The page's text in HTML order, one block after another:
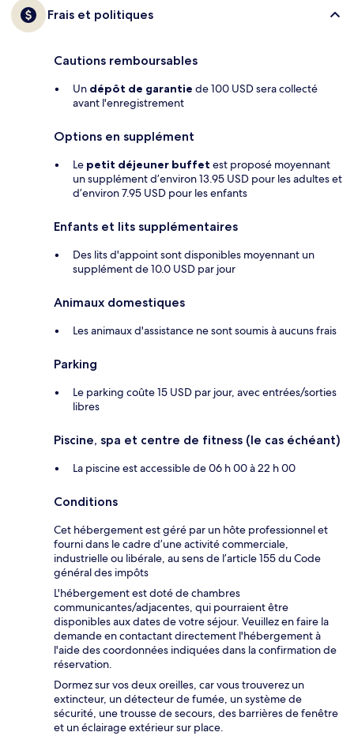
Frais et politiques
Cautions remboursables
Un dépôt de garantie de 100 USD sera collecté
avant l'enregistrement
Options en supplément
Le petit déjeuner buffet est proposé moyennant
un supplément d’environ 13.95 USD pour les adultes et
d’environ 7.95 USD pour les enfants
Enfants et lits supplémentaires
Des lits d'appoint sont disponibles moyennant un
supplément de 10.0 USD par jour
Animaux domestiques
Les animaux d'assistance ne sont soumis à aucuns frais
Parking
Le parking coûte 15 USD par jour, avec entrées/sorties
libres
Piscine, spa et centre de fitness (le cas échéant)
La piscine est accessible de 06 h 00 à 22 h 00
Conditions
Cet hébergement est géré par un hôte professionnel et
fourni dans le cadre d’une activité commerciale,
industrielle ou libérale, au sens de l’article 155 du Code
général des impôts
L'hébergement est doté de chambres
communicantes/adjacentes, qui pourraient être
disponibles aux dates de votre séjour. Veuillez en faire la
demande en contactant directement l'hébergement à
l'aide des coordonnées indiquées dans la confirmation de
réservation.
Dormez sur vos deux oreilles, car vous trouverez un
extincteur, un détecteur de fumée, un système de
sécurité, une trousse de secours, des barrières de fenêtre
et un éclairage extérieur sur place.